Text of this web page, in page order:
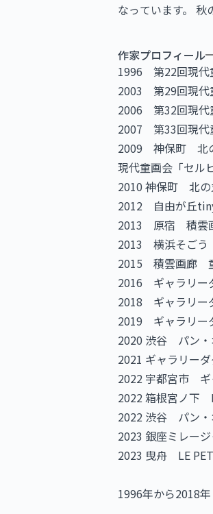
なっています。 秋
作家プロフィール
1996 第22回現
2003 第29回現
2006 第32回現
2007 第33回現
2009 神保町 北
現代童画会「セル
2010 神保町
2012 自由が丘
2013 原宿 積雲
2013 横浜そご
2015 積雲画廊
2016 ギャラリー
2018 ギャラリ
2019 ギャラリー
2020 渋谷 パ
2021 ギャラ
2022 宇都宮
2022 箱根宮ノ
2022 渋谷 パ
2023 銀座ミ
2023 曳舟 LE
1996年から2018